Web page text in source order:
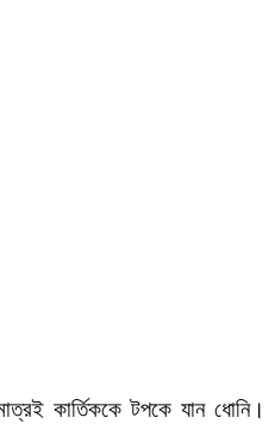
কার্তিককে টপকে যান ধোনি।